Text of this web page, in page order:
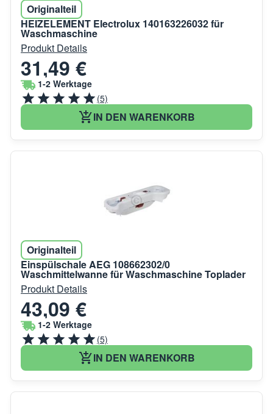
Originalteil
HEIZELEMENT Electrolux 140163226032 für
Waschmaschine
Produkt Details
31,49 €
1-2 Werktage
(5)
IN DEN WARENKORB
Originalteil
Einspülschale AEG 108662302/0
Waschmittelwanne für Waschmaschine Toplader
Produkt Details
43,09 €
1-2 Werktage
(5)
IN DEN WARENKORB